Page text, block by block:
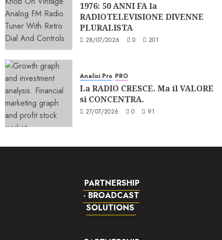
1976: 50 ANNI FA la
RADIOTELEVISIONE DIVENNE
PLURALISTA
28/07/2026 0 201
Analisi Pro PRO
La RADIO CRESCE. Ma il VALORE
si CONCENTRA.
27/07/2026 0 91
PARTNERSHIP
- BROADCAST
SOLUTIONS